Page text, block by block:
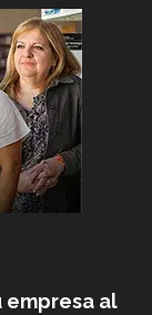
empresa al